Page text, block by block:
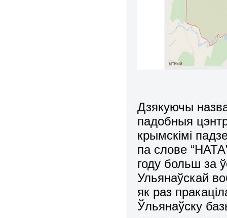
Дзякуючы
падобныя
крымскімі
па слове
году больш за
Ульянаўскай
як раз
Ўльянаўску